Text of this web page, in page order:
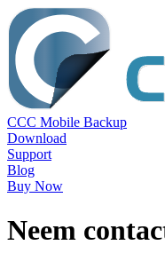
CCC Mobile Backup
Download
Support
Blog
Buy Now
Neem